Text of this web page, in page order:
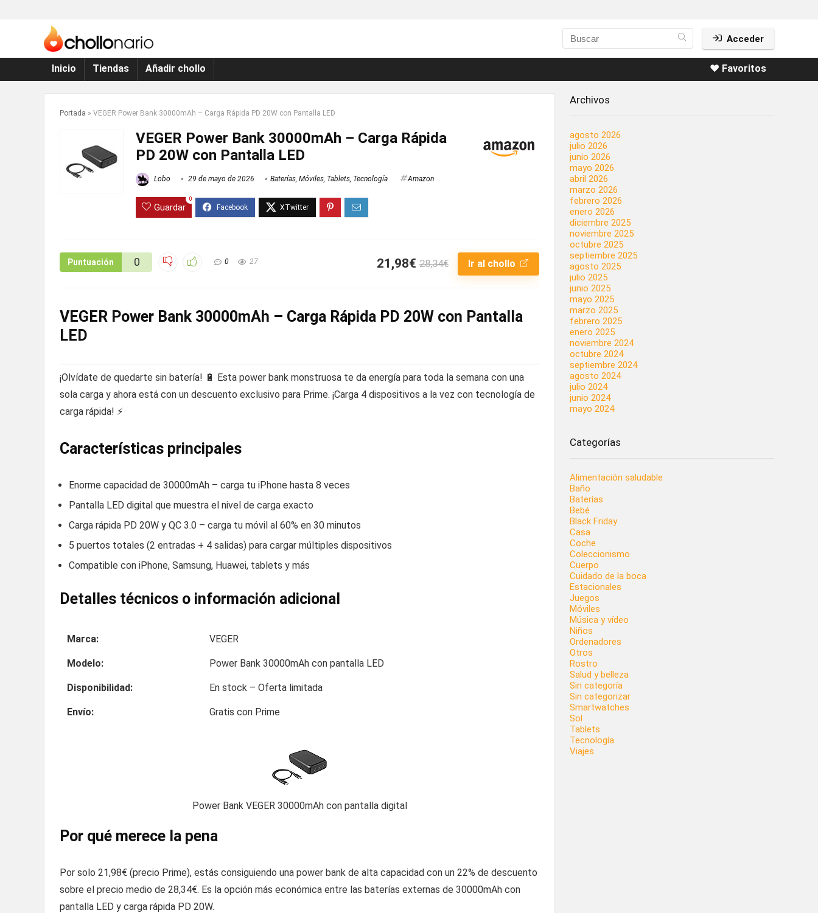
Acceder
Inicio Tiendas Añadir chollo ❤️ Favoritos
Portada » VEGER Power Bank 30000mAh – Carga Rápida PD 20W con Pantalla LED
VEGER Power Bank 30000mAh – Carga Rápida
PD 20W con Pantalla LED
Lobo 29 de mayo de 2026 Baterías, Móviles, Tablets, Tecnología Amazon
Guardar
0
Puntuación 0 0 27 21,98€ 28,34€ Ir al chollo
VEGER Power Bank 30000mAh – Carga Rápida PD 20W con Pantalla
LED
¡Olvídate de quedarte sin batería! 🔋 Esta power bank monstruosa te da energía para toda la semana con una
sola carga y ahora está con un descuento exclusivo para Prime. ¡Carga 4 dispositivos a la vez con tecnología de
carga rápida! ⚡
Características principales
Enorme capacidad de 30000mAh – carga tu iPhone hasta 8 veces
Pantalla LED digital que muestra el nivel de carga exacto
Carga rápida PD 20W y QC 3.0 – carga tu móvil al 60% en 30 minutos
5 puertos totales (2 entradas + 4 salidas) para cargar múltiples dispositivos
Compatible con iPhone, Samsung, Huawei, tablets y más
Detalles técnicos o información adicional
Marca: VEGER
Modelo: Power Bank 30000mAh con pantalla LED
Disponibilidad: En stock – Oferta limitada
Envío: Gratis con Prime
Power Bank VEGER 30000mAh con pantalla digital
Por qué merece la pena
Por solo 21,98€ (precio Prime), estás consiguiendo una power bank de alta capacidad con un 22% de descuento
sobre el precio medio de 28,34€. Es la opción más económica entre las baterías externas de 30000mAh con
pantalla LED y carga rápida PD 20W.
Archivos
agosto 2026
julio 2026
junio 2026
mayo 2026
abril 2026
marzo 2026
febrero 2026
enero 2026
diciembre 2025
noviembre 2025
octubre 2025
septiembre 2025
agosto 2025
julio 2025
junio 2025
mayo 2025
marzo 2025
febrero 2025
enero 2025
noviembre 2024
octubre 2024
septiembre 2024
agosto 2024
julio 2024
junio 2024
mayo 2024
Categorías
Alimentación saludable
Baño
Baterías
Bebé
Black Friday
Casa
Coche
Coleccionismo
Cuerpo
Cuidado de la boca
Estacionales
Juegos
Móviles
Música y vídeo
Niños
Ordenadores
Otros
Rostro
Salud y belleza
Sin categoría
Sin categorizar
Smartwatches
Sol
Tablets
Tecnología
Viajes